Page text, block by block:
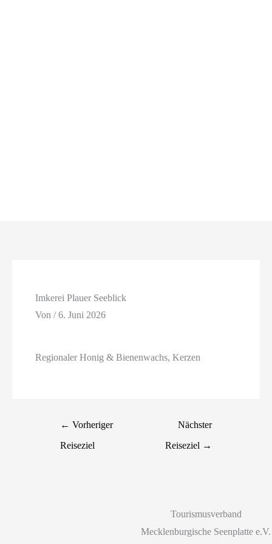
Imkerei Plauer Seeblick
Von/6. Juni 2026
Regionaler Honig & Bienenwachs, Kerzen
← Vorheriger
Reiseziel
Nächster
Reiseziel →
Tourismusverband
Mecklenburgische Seenplatte e.V.